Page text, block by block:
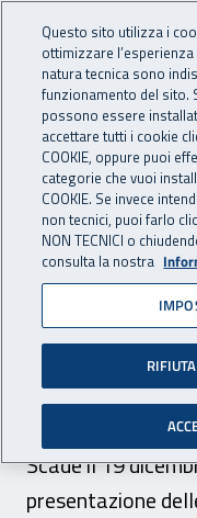
INAIL -
Navigazione - Ti
Home Inail comunica
Dr
tempo
ore -
lavoro-
Scade il 19
presentazione
Questo sito utilizza i
ottimizzare
natura tecnica sono
funzionamento del sito.
possono essere
accettare tutti i cookie
COOKIE, oppure puoi
categorie che vuoi
COOKIE. Se invece
non tecnici, puoi farlo
NON TECNICI o
consulta la nostra